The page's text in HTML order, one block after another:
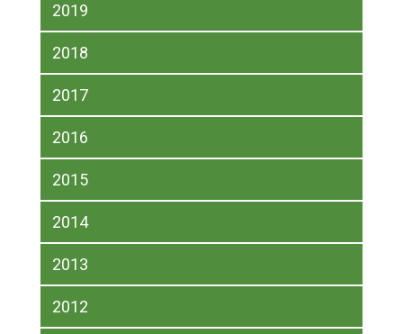
2019
2018
2017
2016
2015
2014
2013
2012